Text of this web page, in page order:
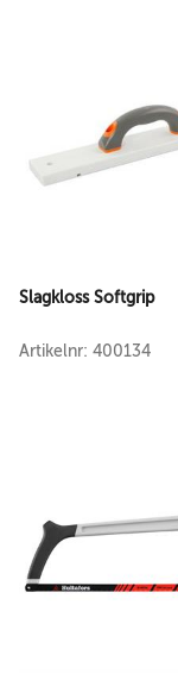
Slagkloss Softgrip
Artikelnr: 400134